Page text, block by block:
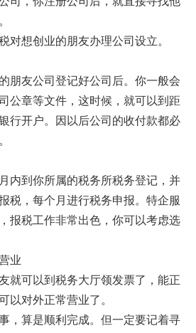
对想创业的朋友办理公司设立。
朋友公司登记好公司后。你一般会
公章等文件，这时候，就可以到距
行开户。因以后公司的收付款都必
内到你所属的税务所税务登记，并
税，每个月进行税务申报。特企服
报税工作非常出色，你可以考虑选
业
就可以到税务大厅领发票了，能正
以对外正常营业了。
，算是顺利完成。但一定要记着寻